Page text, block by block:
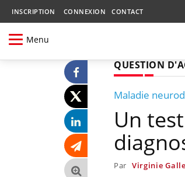
INSCRIPTION CONNEXION CONTACT
Menu
QUESTION
Maladie
Un
Par Virginie Galle